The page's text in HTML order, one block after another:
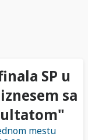
SP u
sa
mestu